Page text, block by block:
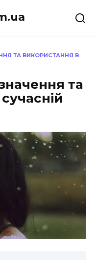
ТА ВИКОРИСТАННЯ В
та